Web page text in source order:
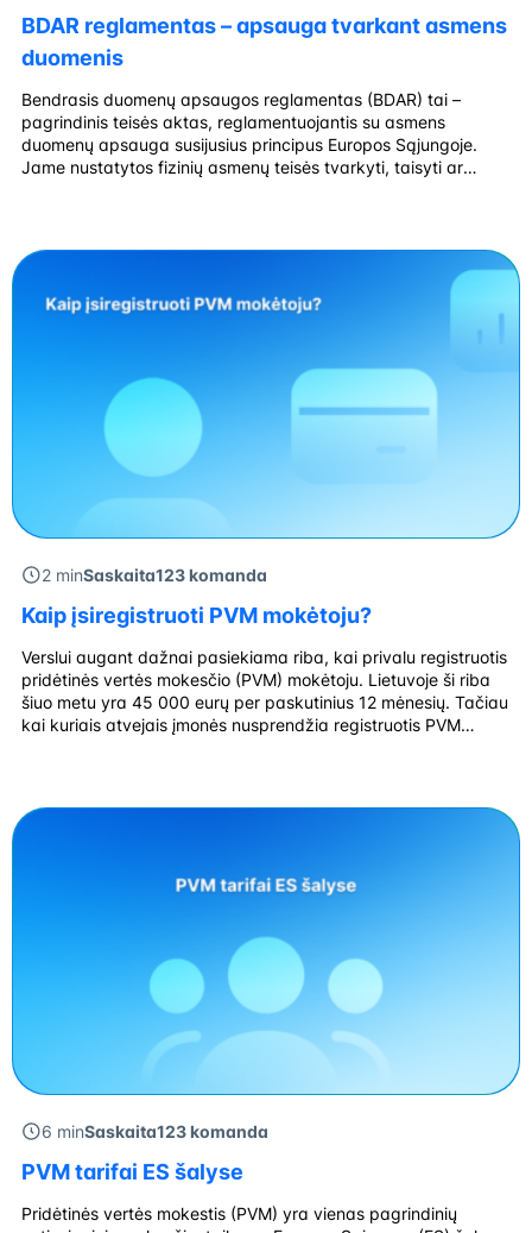
BDAR reglamentas – apsauga tvarkant asmens
duomenis
Bendrasis duomenų apsaugos reglamentas (BDAR) tai –
pagrindinis teisės aktas, reglamentuojantis su asmens
duomenų apsauga susijusius principus Europos Sąjungoje.
Jame nustatytos fizinių asmenų teisės tvarkyti, taisyti ar
nuo 2018 metų gegužės 25 […]
2 minSaskaita123 komanda
Kaip įsiregistruoti PVM mokėtoju?
Verslui augant dažnai pasiekiama riba, kai privalu registruotis
pridėtinės vertės mokesčio (PVM) mokėtoju. Lietuvoje ši riba
šiuo metu yra 45 000 eurų per paskutinius 12 mėnesių. Tačiau
kai kuriais atvejais įmonės nusprendžia registruotis PVM
Norint įsiregistruoti […]
6 minSaskaita123 komanda
PVM tarifai ES šalyse
Pridėtinės vertės mokestis (PVM) yra vienas pagrindinių